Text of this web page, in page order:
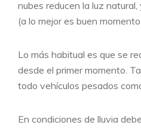
nubes reducen la luz
(a lo mejor es buen
Lo más habitual es que se
desde el primer momento.
todo vehículos pesados
En condiciones de lluvia